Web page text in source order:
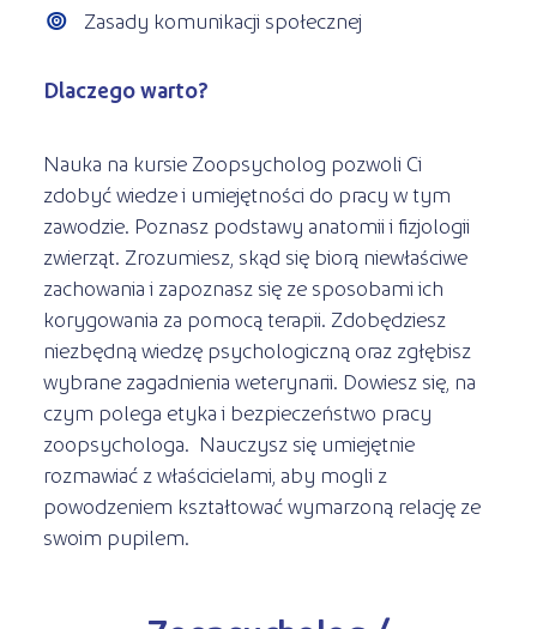
Zasady komunikacji społecznej
Dlaczego warto?
Nauka na kursie Zoopsycholog pozwoli Ci
zdobyć wiedze i umiejętności do pracy w tym
zawodzie. Poznasz podstawy anatomii i fizjologii
zwierząt. Zrozumiesz, skąd się biorą niewłaściwe
zachowania i zapoznasz się ze sposobami ich
korygowania za pomocą terapii. Zdobędziesz
niezbędną wiedzę psychologiczną oraz zgłębisz
wybrane zagadnienia weterynarii. Dowiesz się, na
czym polega etyka i bezpieczeństwo pracy
zoopsychologa. Nauczysz się umiejętnie
rozmawiać z właścicielami, aby mogli z
powodzeniem kształtować wymarzoną relację ze
swoim pupilem.